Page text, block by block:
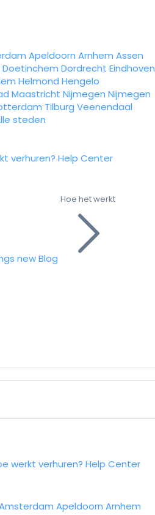
Apeldoorn Arnhem Assen
Doetinchem Dordrecht Eindhoven
Helmond Hengelo
Maastricht Nijmegen Nijmegen
Tilburg Veenendaal
steden
verhuren? Help Center
newBlog
Hoe het werkt
werkt verhuren? Help Center
Apeldoorn Arnhem